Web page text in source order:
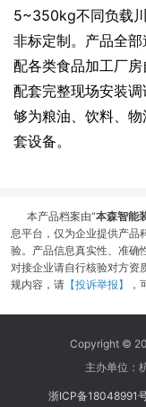
5~350kg不同负载
非标定制。产品全
配各类食品加工厂
配套完整现场安装
够为粮油、饮料、
套设备。
本产品档案由“本森智能
息平台，仅为企业提供产品
验。产品信息真实性、准确
对接企业请自行核验对方资
规内容，请 【投诉举报】 ，
Copyright ©
主办单位：
浙ICP备18048991